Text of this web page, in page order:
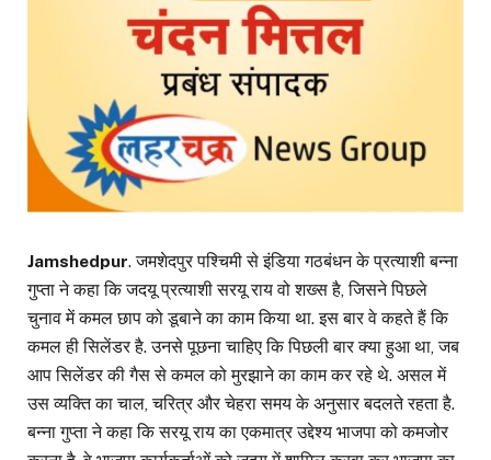
Jamshedpur. जमशेदपुर पश्चिमी से इंडिया गठबंधन के प्रत्याशी बन्ना
गुप्ता ने कहा कि जदयू प्रत्याशी सरयू राय वो शख्स है, जिसने पिछले
चुनाव में कमल छाप को डूबाने का काम किया था. इस बार वे कहते हैं कि
कमल ही सिलेंडर है. उनसे पूछना चाहिए कि पिछली बार क्या हुआ था, जब
आप सिलेंडर की गैस से कमल को मुरझाने का काम कर रहे थे. असल में
उस व्यक्ति का चाल, चरित्र और चेहरा समय के अनुसार बदलते रहता है.
बन्ना गुप्ता ने कहा कि सरयू राय का एकमात्र उद्देश्य भाजपा को कमजोर